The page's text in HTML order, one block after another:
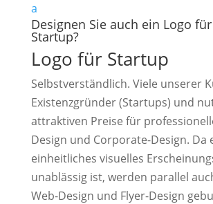
a
Designen Sie auch ein Logo
Startup?
Logo für Startup
Selbstverständlich. Viele unserer
Existenzgründer (Startups) und
attraktiven Preise für
Design und Corporate-Design. Da
einheitliches visuelles
unablässig ist, werden parallel
Web-Design und Flyer-Design